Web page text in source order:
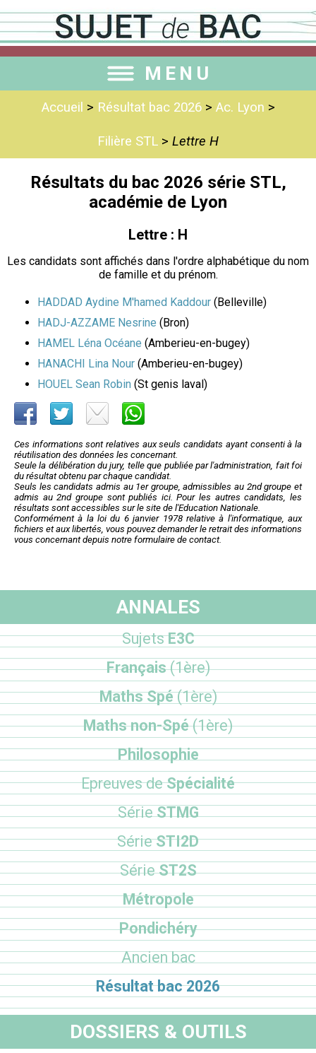
MENU
Accueil > Résultat bac 2026> Ac. Lyon >
Filière STL > Lettre H
Résultats du bac 2026 série STL,
académie de Lyon
Lettre : H
Les candidats sont affichés dans l'ordre alphabétique du nom
de famille et du prénom.
HADDAD Aydine M'hamed Kaddour (Belleville)
HADJ-AZZAME Nesrine (Bron)
HAMEL Léna Océane (Amberieu-en-bugey)
HANACHI Lina Nour (Amberieu-en-bugey)
HOUEL Sean Robin (St genis laval)
Ces informations sont relatives aux seuls candidats ayant consenti à la
réutilisation des données les concernant.
Seule la délibération du jury, telle que publiée par l'administration, fait foi
du résultat obtenu par chaque candidat.
Seuls les candidats admis au 1er groupe, admissibles au 2nd groupe et
admis au 2nd groupe sont publiés ici. Pour les autres candidats, les
résultats sont accessibles sur le site de l'Education Nationale.
Conformément à la loi du 6 janvier 1978 relative à l'informatique, aux
fichiers et aux libertés, vous pouvez demander le retrait des informations
vous concernant depuis notre formulaire de contact.
ANNALES
SujetsE3C
Français(1ère)
Maths Spé(1ère)
Maths non-Spé(1ère)
Philosophie
Epreuves deSpécialité
SérieSTMG
SérieSTI2D
SérieST2S
Métropole
Pondichéry
Ancien bac
Résultat bac 2026
DOSSIERS & OUTILS